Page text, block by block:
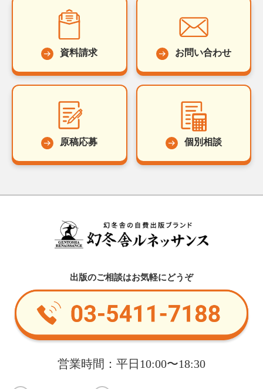
資料請求 お問い合わせ
原稿応募 個別相談
出版のご相談はお気軽にどうぞ
営業時間：平日10:00〜18:30